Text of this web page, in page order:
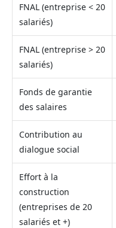
FNAL (entreprise < 20
salariés)
FNAL (entreprise > 20
salariés)
Fonds de garantie
des salaires
Contribution au
dialogue social
Effort à la
construction
(entreprises de 20
salariés et +)